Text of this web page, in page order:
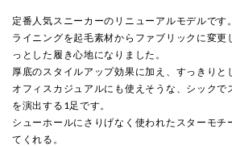
定番人気スニーカーのリニューアルモデルです。
ライニングを起毛素材からファブリックに変更
っとした履き心地になりました。
厚底のスタイルアップ効果に加え、すっきりと
オフィスカジュアルにも使えそうな、シックで
を演出する1足です。
シューホールにさりげなく使われたスターモチ
てくれる。